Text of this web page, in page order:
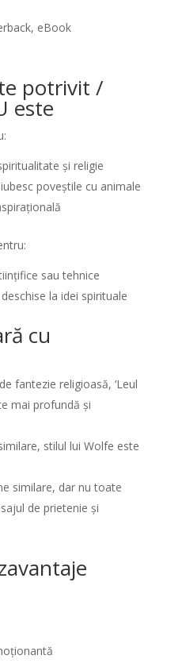
eBook
potrivit /
este
și religie
poveștile cu animale
sau tehnice
la idei spirituale
cu
fantezie religioasă, ‘Leul
mai profundă și
stilul lui Wolfe este
similare, dar nu toate
de prietenie și